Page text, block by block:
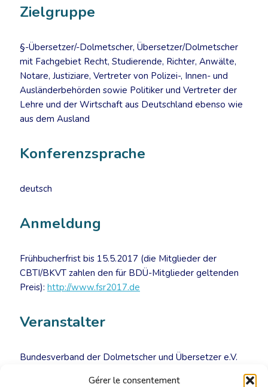
Gérer le consentement
Zielgruppe
§-Übersetzer/-Dolmetscher, Übersetzer/Dolmetscher
mit Fachgebiet Recht, Studierende, Richter, Anwälte,
Notare, Justiziare, Vertreter von Polizei-, Innen- und
Ausländerbehörden sowie Politiker und Vertreter der
Lehre und der Wirtschaft aus Deutschland ebenso wie
aus dem Ausland
Konferenzsprache
deutsch
Anmeldung
Frühbucherfrist bis 15.5.2017 (die Mitglieder der
CBTI/BKVT zahlen den für BDÜ-Mitglieder geltenden
Preis): http://www.fsr2017.de
Veranstalter
Bundesverband der Dolmetscher und Übersetzer e.V.